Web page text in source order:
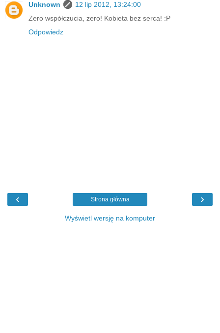
Unknown
12 lip 2012, 13:24:00
Zero współczucia, zero! Kobieta bez serca! :P
Odpowiedz
‹ ›
Strona główna
Wyświetl wersję na komputer